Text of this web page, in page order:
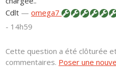
Cdlt —omega7
- 14h59
Cette question a été clôturée
commentaires. Poser une